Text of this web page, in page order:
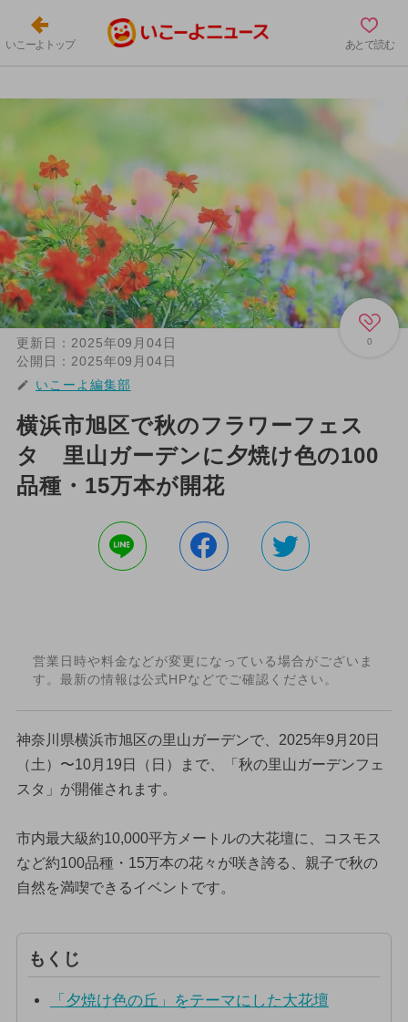
いこーよトップ あとで読む
0
更新日： 2025年09月04日
公開日： 2025年09月04日
いこーよ編集部
横浜市旭区で秋のフラワーフェス
タ 里山ガーデンに夕焼け色の100
品種・15万本が開花
営業日時や料金などが変更になっている場合がございま
す。最新の情報は公式HPなどでご確認ください。
神奈川県横浜市旭区の里山ガーデンで、2025年9月20日
（土）〜10月19日（日）まで、「秋の里山ガーデンフェ
スタ」が開催されます。
市内最大級約10,000平方メートルの大花壇に、コスモス
など約100品種・15万本の花々が咲き誇る、親子で秋の
自然を満喫できるイベントです。
もくじ
「夕焼け色の丘」をテーマにした大花壇